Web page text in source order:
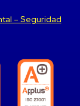
– Seguridad